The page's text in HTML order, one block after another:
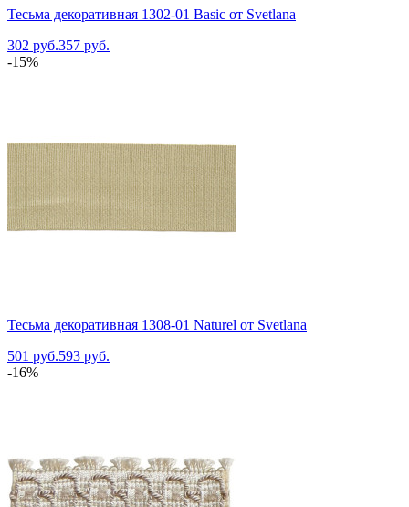
Тесьма декоративная 1302-01 Basic от Svetlana
302 руб.357 руб.
-15%
Тесьма декоративная 1308-01 Naturel от Svetlana
501 руб.593 руб.
-16%